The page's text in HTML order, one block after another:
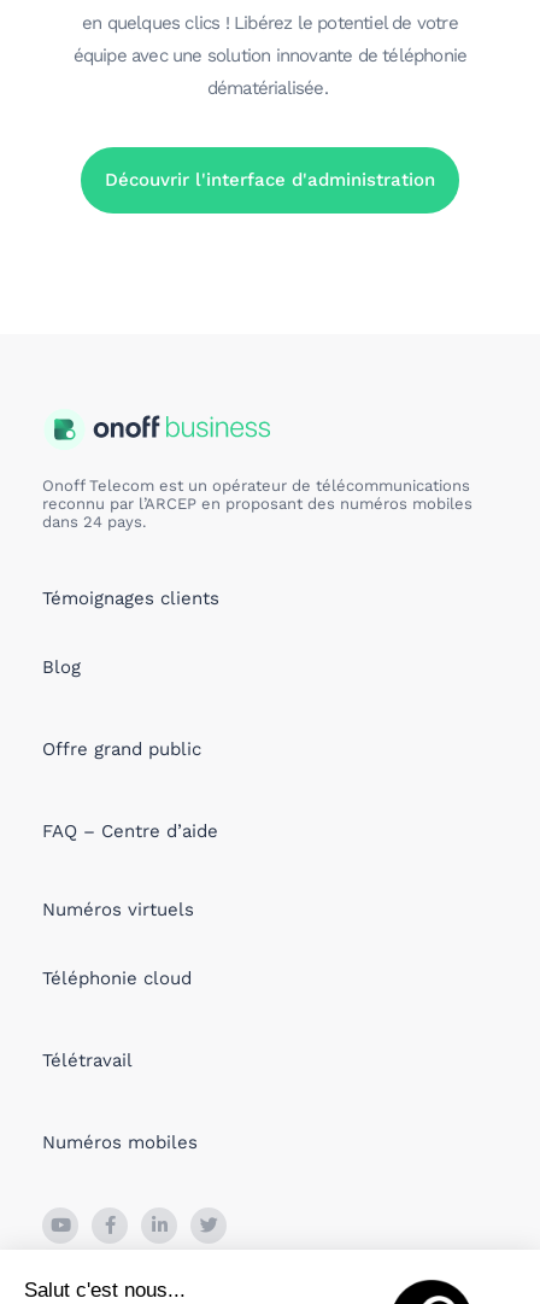
Salut c'est nous...
en quelques clics ! Libérez le potentiel de votre
équipe avec une solution innovante de téléphonie
dématérialisée.
Découvrir l'interface d'administration
Onoff Telecom est un opérateur de télécommunications
reconnu par l’ARCEP en proposant des numéros mobiles
dans 24 pays.
Témoignages clients
Blog
Offre grand public
FAQ – Centre d’aide
Numéros virtuels
Téléphonie cloud
Télétravail
Numéros mobiles
26 Boulevard de Bonne Nouvelle